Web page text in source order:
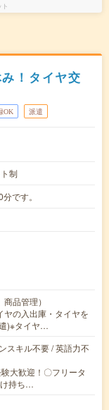
！タイヤ交
OK 派遣
制
です。
品管理）
の入出庫・タイヤを
)※タイヤ…
スキル不要 / 英語力不
大歓迎！〇フリータ
持ち…